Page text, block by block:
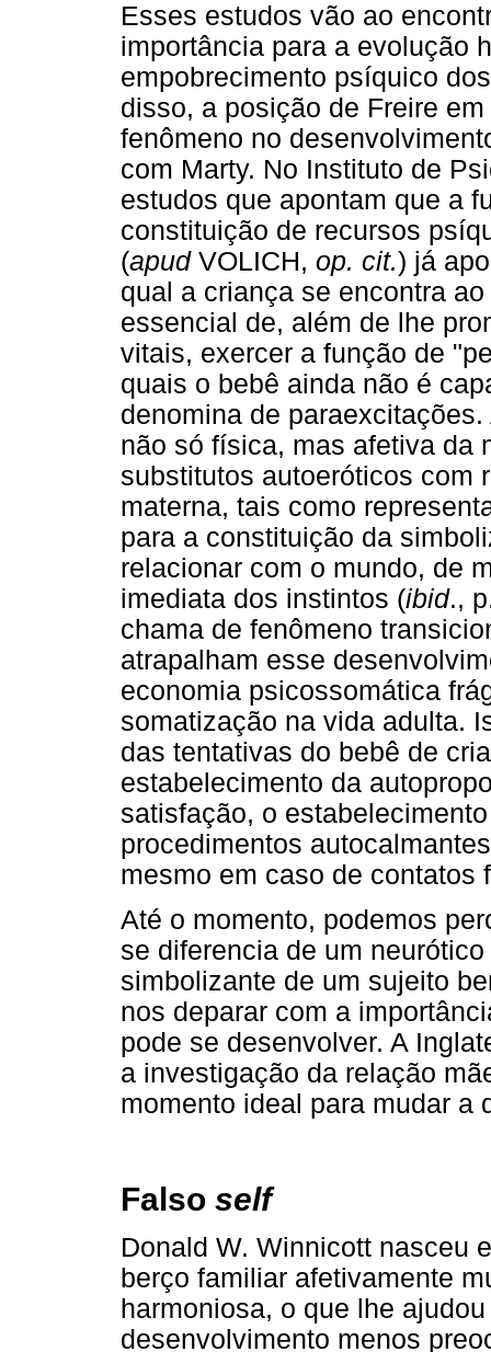
Esses estudos vão ao
importância para a evolução
empobrecimento psíquico
disso, a posição de Freire
fenômeno no
com Marty. No Instituto de
estudos que apontam que a
constituição de recursos
(apudVOLICH, op. cit.) já
qual a criança se encontra
essencial de, além de lhe
vitais, exercer a função de
quais o bebê ainda não é
denomina de
não só física, mas afetiva da
substitutos autoeróticos com
materna, tais como
para a constituição da
relacionar com o mundo, de
imediata dos instintos (ibid.,
chama de fenômeno
atrapalham esse
economia psicossomática
somatização na vida adulta.
das tentativas do bebê de
estabelecimento da
satisfação, o
procedimentos
mesmo em caso de contatos
Até o momento, podemos
se diferencia de um
simbolizante de um sujeito
nos deparar com a
pode se desenvolver. A
a investigação da relação
momento ideal para mudar a
Falso self
Donald W. Winnicott nasceu
berço familiar afetivamente
harmoniosa, o que lhe
desenvolvimento menos